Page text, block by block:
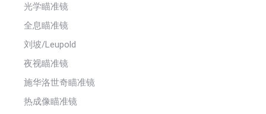
光学瞄准镜
全息瞄准镜
刘坡/Leupold
夜视瞄准镜
施华洛世奇瞄准镜
热成像瞄准镜